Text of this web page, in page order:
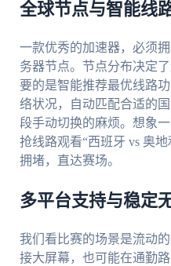
全球节点与智能线
一款优秀的加速器，必须
务器节点。节点分布决定
要的是智能推荐最优线路
络状况，自动匹配合适的
段手动切换的麻烦。想象
抢线路观看“西班牙 vs 奥
拥堵，直达赛场。
多平台支持与稳定
我们看比赛的场景是流动
接大屏幕，也可能在通勤